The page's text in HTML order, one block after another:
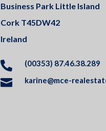
Business Park Little Island
Cork T45DW42
Ireland
 (00353) 87.46.38.289
 karine@mce-